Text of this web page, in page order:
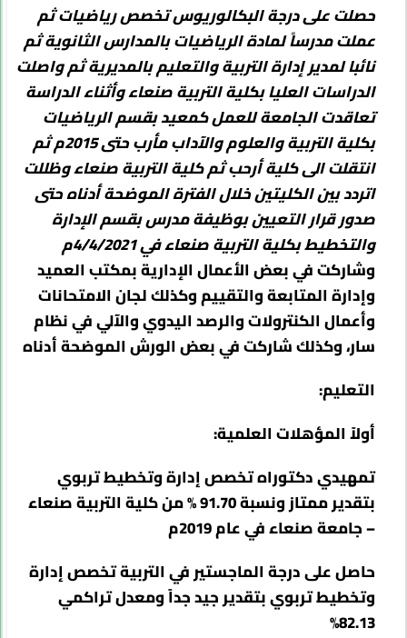
حصلت على درجة البكالوريوس تخصص رياضيات ثم
عملت مدرساً لمادة الرياضيات بالمدارس الثانوية ثم
نائبا لمدير إدارة التربية والتعليم بالمديرية ثم واصلت
الدراسات العليا بكلية التربية صنعاء وأثناء الدراسة
تعاقدت الجامعة للعمل كمعيد بقسم الرياضيات
بكلية التربية والعلوم والآداب مأرب حتى 2015م ثم
انتقلت الى كلية أرحب ثم كلية التربية صنعاء وظللت
اتردد بين الكليتين خلال الفترة الموضحة أدناه حتى
صدور قرار التعيين بوظيفة مدرس بقسم الإدارة
والتخطيط بكلية التربية صنعاء في 4/4/2021م
وشاركت في بعض الأعمال الإدارية بمكتب العميد
وإدارة المتابعة والتقييم وكذلك لجان الامتحانات
وأعمال الكنترولات والرصد اليدوي والآلي في نظام
سار، وكذلك شاركت في بعض الورش الموضحة أدناه
التعليم:
أولاً المؤهلات العلمية:
تمهيدي دكتوراه تخصص إدارة وتخطيط تربوي
بتقدير ممتاز ونسبة 91.70 % من كلية التربية صنعاء
– جامعة صنعاء في عام 2019م
حاصل على درجة الماجستير في التربية تخصص إدارة
وتخطيط تربوي بتقدير جيد جداً ومعدل تراكمي
82.13%